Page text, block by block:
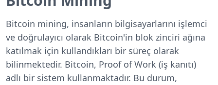
Bitcoin mining, insanların bilgisayarlarını işlemci
ve doğrulayıcı olarak Bitcoin'in blok zinciri ağına
katılmak için kullandıkları bir süreç olarak
bilinmektedir. Bitcoin, Proof of Work (iş kanıtı)
adlı bir sistem kullanmaktadır. Bu durum,